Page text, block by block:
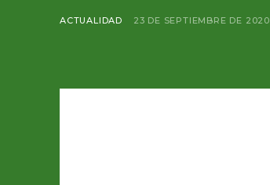
ACTUALIDAD 23 DE SEPTIEMBRE DE 2020